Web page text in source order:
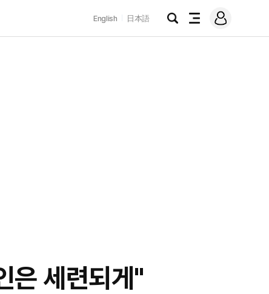
English 日本語
검
전
메
그
은 세련되게"